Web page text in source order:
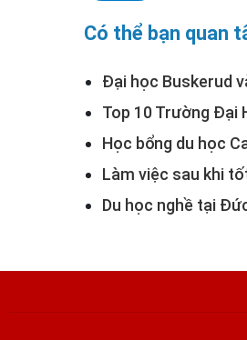
Có thể bạn quan
Đại học Buskerud
Top 10 Trường Đại
Học bổng du học
Làm việc sau khi
Du học nghề tại